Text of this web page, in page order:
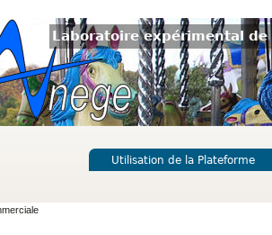
Laboratoire expérimental
Utilisation de la Plateforme